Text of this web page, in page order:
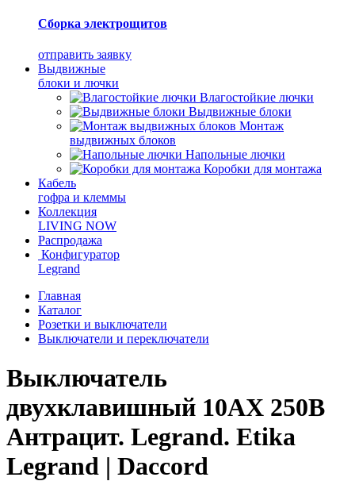
Сборка электрощитов
отправить заявку
Выдвижные
блоки и лючки
Влагостойкие лючки
Выдвижные блоки
Монтаж
выдвижных блоков
Напольные лючки
Коробки для монтажа
Кабель
гофра и клеммы
Коллекция
LIVING NOW
Распродажа
Конфигуратор
Legrand
Главная
Каталог
Розетки и выключатели
Выключатели и переключатели
Выключатель
двухклавишный 10AX 250В
Антрацит. Legrand. Etika
Legrand | Daccord